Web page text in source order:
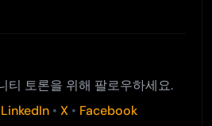
티 토론을 위해 팔로우하세요.
LinkedIn • X • Facebook